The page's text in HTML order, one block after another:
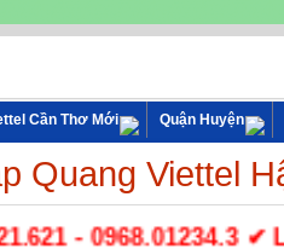
Cần Thơ Mới Quận Huyện
Quang Viettel
- 0968.01234.3 ✔